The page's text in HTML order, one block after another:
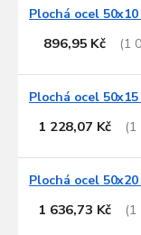
Plochá ocel 50x10
896,95 Kč (1
Plochá ocel 50x15
1 228,07 Kč (1
Plochá ocel 50x20
1 636,73 Kč (1